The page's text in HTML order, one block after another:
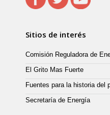
Sitios de interés
Comisión Reguladora de
El Grito Mas Fuerte
Fuentes para la historia del
Secretaría de Energía